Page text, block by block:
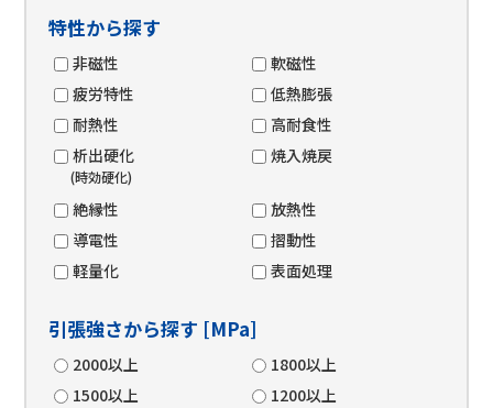
特性から探す
非磁性
軟磁性
疲労特性
低熱膨張
耐熱性
高耐食性
析出硬化
(時効硬化)
焼入焼戻
絶縁性
放熱性
導電性
摺動性
軽量化
表面処理
引張強さから探す [MPa]
2000以上
1800以上
1500以上
1200以上